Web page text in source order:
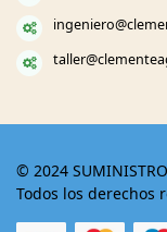
© 2024
Todos los derechos